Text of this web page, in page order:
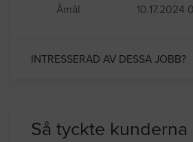
Åmål 10.17.2024
INTRESSERAD AV DESSA JOBB?
Så tyckte kunderna